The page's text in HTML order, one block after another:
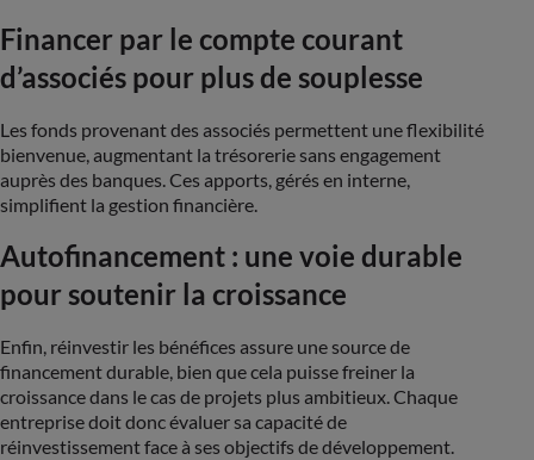
Financer par le compte courant
d’associés pour plus de souplesse
Les fonds provenant des associés permettent une flexibilité
bienvenue, augmentant la trésorerie sans engagement
auprès des banques. Ces apports, gérés en interne,
simplifient la gestion financière.
Autofinancement : une voie durable
pour soutenir la croissance
Enfin, réinvestir les bénéfices assure une source de
financement durable, bien que cela puisse freiner la
croissance dans le cas de projets plus ambitieux. Chaque
entreprise doit donc évaluer sa capacité de
réinvestissement face à ses objectifs de développement.